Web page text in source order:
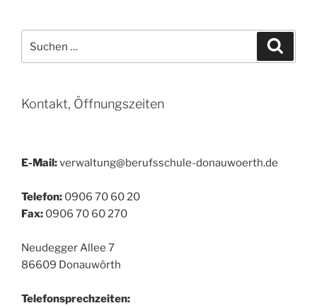
nach:
Kontakt, Öffnungszeiten
E-Mail:verwaltung@berufsschule-donauwoerth.de
Telefon: 0906 70 60 20
Fax: 0906 70 60 270
Neudegger Allee 7
86609 Donauwörth
Telefonsprechzeiten: